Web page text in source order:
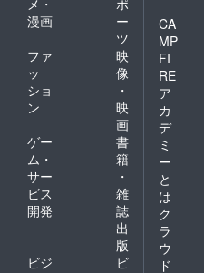
漫画
ー
ツ
ファ
ッ
ショ
ン
映
像
・
映
画
ゲー
ム・
サー
ビス
開発
書
籍
・
雑
誌
出
版
ビジ
ビ
CA
MP
FI
RE
ア
カ
デ
ミ
ー
と
は
ク
ラ
ウ
ド